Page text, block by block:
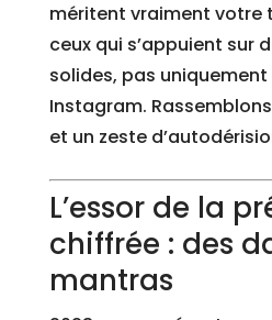
méritent vraiment votre
ceux qui s’appuient sur
solides, pas
Instagram.
et un zeste
L’essor de la
chiffrée : des
mantras